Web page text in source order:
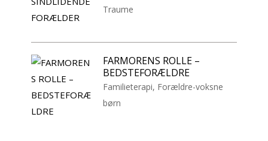
Traume
FARMORENS ROLLE –
BEDSTEFORÆLDRE
Familieterapi, Forældre-voksne
børn